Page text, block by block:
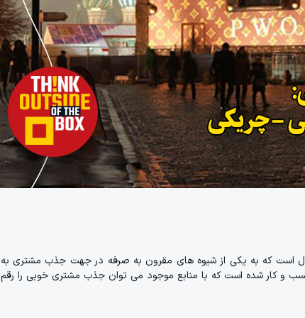
پارتیزانی یکی از شیوه های بازاریابی نوین است، که نزدیک به 40 سال است که به یکی از شیوه های مقرون به صرفه در جهت جذب مشتری به
کسب و کار شده است که با منابع موجود می توان جذب مشتری خوبی را رقم